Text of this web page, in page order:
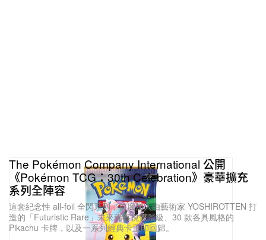
The Pokémon Company International 公開
《Pokémon TCG：30th Celebration》豪華擴充
系列全陣容
這套紀念性 all-foil 全閃系列，首度加入由藝術家 YOSHIROTTEN 打
造的「Futuristic Rare」未來稀有視覺階級、30 款各具風格的
Pikachu 卡牌，以及一系列經典卡重印回歸。